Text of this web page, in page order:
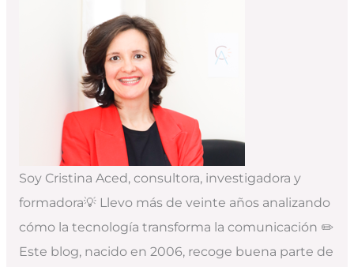
Soy Cristina Aced, consultora, investigadora y
formadora💡 Llevo más de veinte años analizando
cómo la tecnología transforma la comunicación ✏️
Este blog, nacido en 2006, recoge buena parte de